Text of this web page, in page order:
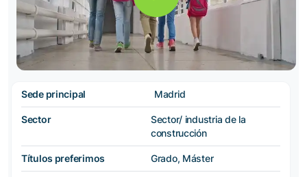
Sede principal Madrid
Sector
Sector/ industria de la
construcción
Títulos preferimos Grado, Máster